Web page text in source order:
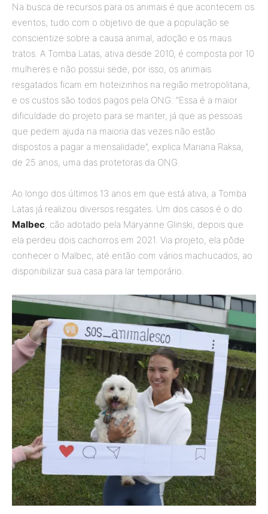
Na busca de recursos para os animais é que acontecem os
eventos, tudo com o objetivo de que a população se
conscientize sobre a causa animal, adoção e os maus
tratos. A Tomba Latas, ativa desde 2010, é composta por 10
mulheres e não possui sede, por isso, os animais
resgatados ficam em hoteizinhos na região metropolitana,
e os custos são todos pagos pela ONG. “Essa é a maior
dificuldade do projeto para se manter, já que as pessoas
que pedem ajuda na maioria das vezes não estão
dispostos a pagar a mensalidade”, explica Mariana Raksa,
de 25 anos, uma das protetoras da ONG.
Ao longo dos últimos 13 anos em que está ativa, a Tomba
Latas já realizou diversos resgates. Um dos casos é o do
Malbec, cão adotado pela Maryanne Glinski, depois que
ela perdeu dois cachorros em 2021. Via projeto, ela pôde
conhecer o Malbec, até então com vários machucados, ao
disponibilizar sua casa para lar temporário.